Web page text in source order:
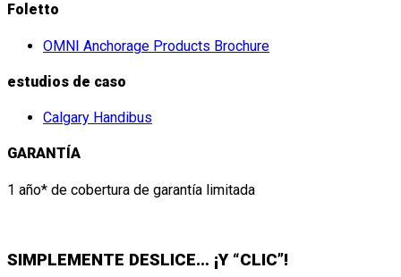
Foletto
OMNI Anchorage Products Brochure
estudios de caso
Calgary Handibus
GARANTÍA
1 año* de cobertura de garantía limitada
SIMPLEMENTE DESLICE… ¡Y “CLIC”!